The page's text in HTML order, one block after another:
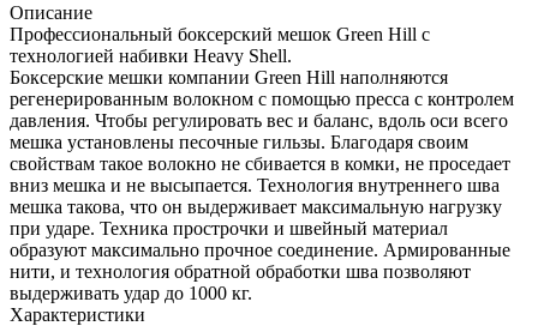
Описание
Профессиональный боксерский мешок Green Hill с
технологией набивки Heavy Shell.
Боксерские мешки компании Green Hill наполняются
регенерированным волокном с помощью пресса с контролем
давления. Чтобы регулировать вес и баланс, вдоль оси всего
мешка установлены песочные гильзы. Благодаря своим
свойствам такое волокно не сбивается в комки, не проседает
вниз мешка и не высыпается. Технология внутреннего шва
мешка такова, что он выдерживает максимальную нагрузку
при ударе. Техника прострочки и швейный материал
образуют максимально прочное соединение. Армированные
нити, и технология обратной обработки шва позволяют
выдерживать удар до 1000 кг.
Характеристики